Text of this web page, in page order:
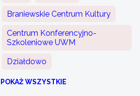
Braniewskie Centrum Kultury
Centrum Konferencyjno-
Szkoleniowe UWM
Działdowo
POKAŻ WSZYSTKIE